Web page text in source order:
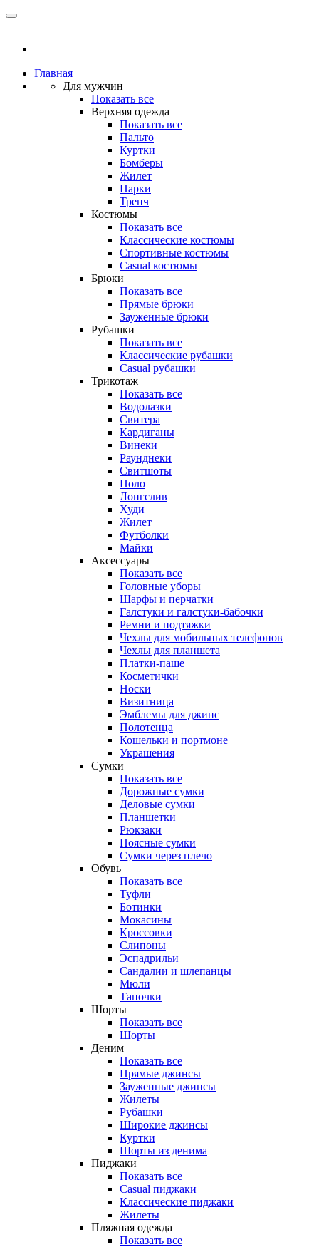
Главная
Для мужчин
Показать все
Верхняя одежда
Показать все
Пальто
Куртки
Бомберы
Жилет
Парки
Тренч
Костюмы
Показать все
Классические костюмы
Спортивные костюмы
Casual костюмы
Брюки
Показать все
Прямые брюки
Зауженные брюки
Рубашки
Показать все
Классические рубашки
Casual рубашки
Трикотаж
Показать все
Водолазки
Свитера
Кардиганы
Винеки
Раунднеки
Свитшоты
Поло
Лонгслив
Худи
Жилет
Футболки
Майки
Аксессуары
Показать все
Головные уборы
Шарфы и перчатки
Галстуки и галстуки-бабочки
Ремни и подтяжки
Чехлы для мобильных телефонов
Чехлы для планшета
Платки-паше
Косметички
Носки
Визитница
Эмблемы для джинс
Полотенца
Кошельки и портмоне
Украшения
Сумки
Показать все
Дорожные сумки
Деловые сумки
Планшетки
Рюкзаки
Поясные сумки
Сумки через плечо
Обувь
Показать все
Туфли
Ботинки
Мокасины
Кроссовки
Слипоны
Эспадрильи
Сандалии и шлепанцы
Мюли
Тапочки
Шорты
Показать все
Шорты
Деним
Показать все
Прямые джинсы
Зауженные джинсы
Жилеты
Рубашки
Широкие джинсы
Куртки
Шорты из денима
Пиджаки
Показать все
Casual пиджаки
Классические пиджаки
Жилеты
Пляжная одежда
Показать все